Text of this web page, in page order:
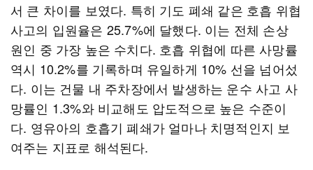
서 큰 차이를 보였다. 특히 기도 폐쇄 같은 호흡 위협
사고의 입원율은 25.7%에 달했다. 이는 전체 손상
원인 중 가장 높은 수치다. 호흡 위협에 따른 사망률
역시 10.2%를 기록하며 유일하게 10% 선을 넘어섰
다. 이는 건물 내 주차장에서 발생하는 운수 사고 사
망률인 1.3%와 비교해도 압도적으로 높은 수준이
다. 영유아의 호흡기 폐쇄가 얼마나 치명적인지 보
여주는 지표로 해석된다.